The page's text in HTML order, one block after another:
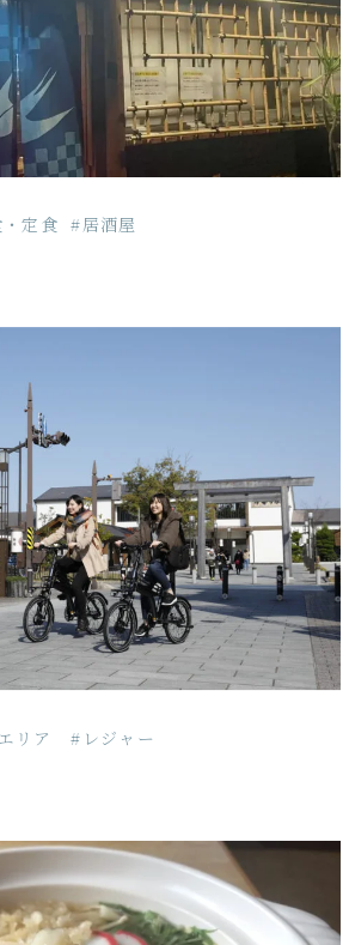
定食 #居酒屋
リア #レジャー